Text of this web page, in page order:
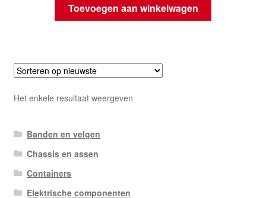
Toevoegen aan winkelwagen
Het enkele resultaat weergeven
Banden en velgen
Chassis en assen
Containers
Elektrische componenten